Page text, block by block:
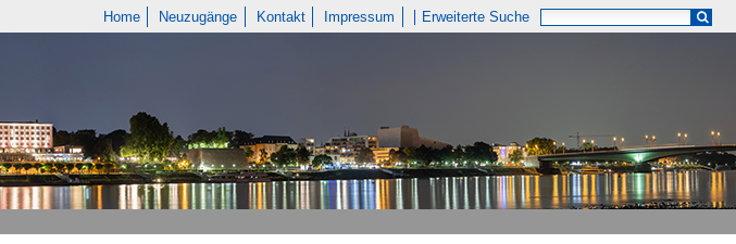
Home Neuzugänge Kontakt Impressum Erweiterte Suche